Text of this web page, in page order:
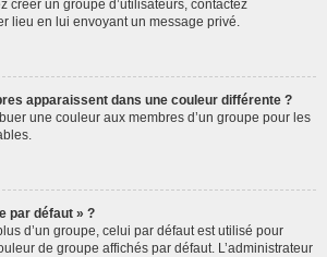
créer un groupe d’utilisateurs, contactez
lieu en lui envoyant un message privé.
apparaissent dans une couleur différente ?
une couleur aux membres d’un groupe pour les
par défaut » ?
d’un groupe, celui par défaut est utilisé pour
de groupe affichés par défaut. L’administrateur